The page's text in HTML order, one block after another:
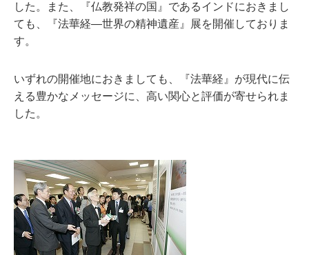
した。また、『仏教発祥の国』であるインドにおきまし
ても、『法華経―世界の精神遺産』展を開催しておりま
す。
いずれの開催地におきましても、『法華経』が現代に伝
える豊かなメッセージに、高い関心と評価が寄せられま
した。